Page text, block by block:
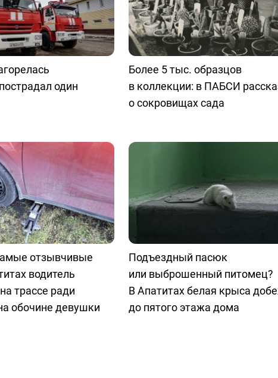
один
Более 5 тыс. образцов
в коллекции: в ПАБСИ
о сокровищах сада
отзывчивые
водитель
трассе ради
обочине девушки
Подъездный пасюк
или выброшенный питомец?
В Апатитах белая крыса
до пятого этажа дома